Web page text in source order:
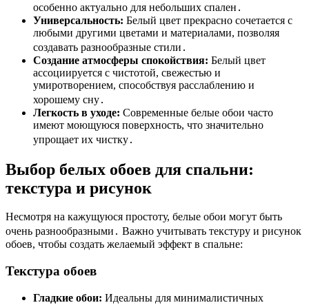
особенно актуально для небольших спален․
Универсальность: Белый цвет прекрасно сочетается с
любыми другими цветами и материалами, позволяя
создавать разнообразные стили․
Создание атмосферы спокойствия: Белый цвет
ассоциируется с чистотой, свежестью и
умиротворением, способствуя расслаблению и
хорошему сну․
Легкость в уходе: Современные белые обои часто
имеют моющуюся поверхность, что значительно
упрощает их чистку․
Выбор белых обоев для спальни:
текстура и рисунок
Несмотря на кажущуюся простоту, белые обои могут быть
очень разнообразными․ Важно учитывать текстуру и рисунок
обоев, чтобы создать желаемый эффект в спальне:
Текстура обоев
Гладкие обои: Идеальны для минималистичных